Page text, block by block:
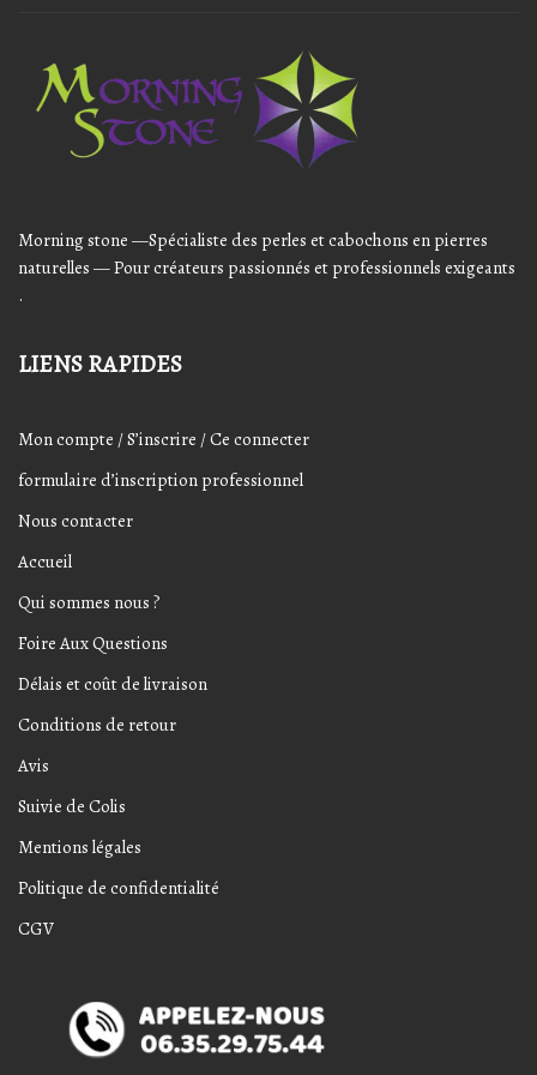
Morning stone —Spécialiste des perles et cabochons en pierres
naturelles — Pour créateurs passionnés et professionnels exigeants
.
LIENS RAPIDES
Mon compte / S’inscrire / Ce connecter
formulaire d’inscription professionnel
Nous contacter
Accueil
Qui sommes nous ?
Foire Aux Questions
Délais et coût de livraison
Conditions de retour
Avis
Suivie de Colis
Mentions légales
Politique de confidentialité
CGV